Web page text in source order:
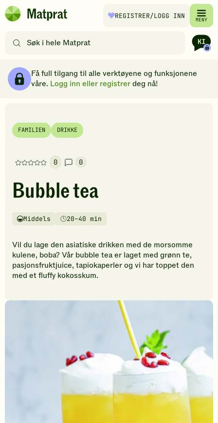
Hopp til hovedinnhold
Matprat
REGISTRER/LOGG INN MENY
etter
filtre
Få full tilgang til alle verktøyene og funksjonene
våre. Logg inn eller registrerdeg nå!
FAMILIEN DRIKKE
0
Denne
har
foreløpig
vurderinger.
den
første
til
å
0
Bubble tea
Vanskelighetsgrad
Middels
Tilberedningstid20–40 min
Vil du lage den asiatiske drikken med de morsomme
kulene, boba? Vår bubble tea er laget med grønn te,
pasjonsfruktjuice, tapiokaperler og vi har toppet den
med et fluffy kokosskum.